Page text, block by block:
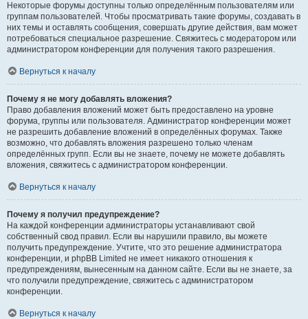
Некоторые форумы доступны только определённым пользователям или
группам пользователей. Чтобы просматривать такие форумы, создавать в
них темы и оставлять сообщения, совершать другие действия, вам может
потребоваться специальное разрешение. Свяжитесь с модератором или
администратором конференции для получения такого разрешения.
Вернуться к началу
Почему я не могу добавлять вложения?
Право добавления вложений может быть предоставлено на уровне
форума, группы или пользователя. Администратор конференции может
не разрешить добавление вложений в определённых форумах. Также
возможно, что добавлять вложения разрешено только членам
определённых групп. Если вы не знаете, почему не можете добавлять
вложения, свяжитесь с администратором конференции.
Вернуться к началу
Почему я получил предупреждение?
На каждой конференции администраторы устанавливают свой
собственный свод правил. Если вы нарушили правило, вы можете
получить предупреждение. Учтите, что это решение администратора
конференции, и phpBB Limited не имеет никакого отношения к
предупреждениям, вынесенным на данном сайте. Если вы не знаете, за
что получили предупреждение, свяжитесь с администратором
конференции.
Вернуться к началу